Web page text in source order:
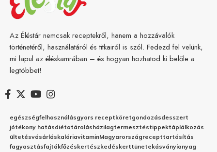
Az Éléstár nemcsak receptekről, hanem a hozzávalók
történetéről, használatáról és titkairól is szól. Fedezd fel velünk,
mi lapul az éléskamrában – és hogyan hozhatod ki belőle a
legtöbbet!
egészségfelhasználásgyors receptköretgondozásdesszert
jótékony hatásdiétatárolásházilagtermesztéstippektáplálkozás
ültetésvásárláskalóriavitaminMagyarországrecepttartósítás
fagyasztásfajtákfőzéskertészkedéskerttünetekásványianyag